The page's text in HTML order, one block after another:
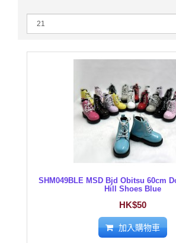
SHM049BLE MSD Bjd Obitsu 60cm
Hill Shoes Blue
HK$50
加入購物車